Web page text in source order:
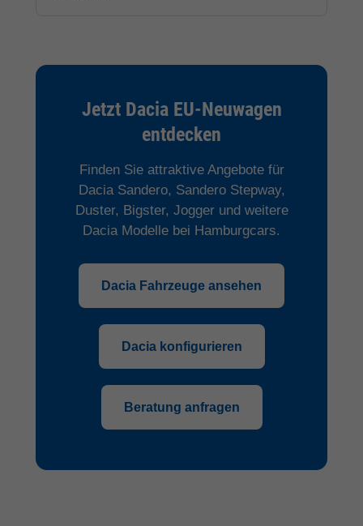
Jetzt Dacia EU-Neuwagen
entdecken
Finden Sie attraktive Angebote für
Dacia Sandero, Sandero Stepway,
Duster, Bigster, Jogger und weitere
Dacia Modelle bei Hamburgcars.
Dacia Fahrzeuge ansehen
Dacia konfigurieren
Beratung anfragen